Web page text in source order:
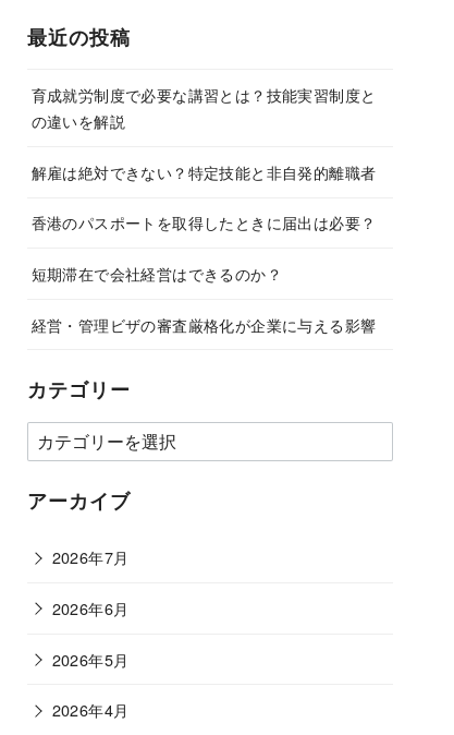
最近の投稿
育成就労制度で必要な講習とは？技能実習制度と
の違いを解説
解雇は絶対できない？特定技能と非自発的離職者
香港のパスポートを取得したときに届出は必要？
短期滞在で会社経営はできるのか？
経営・管理ビザの審査厳格化が企業に与える影響
カテゴリー
カ
テ
ゴ
ー
アーカイブ
2026年7月
2026年6月
2026年5月
2026年4月